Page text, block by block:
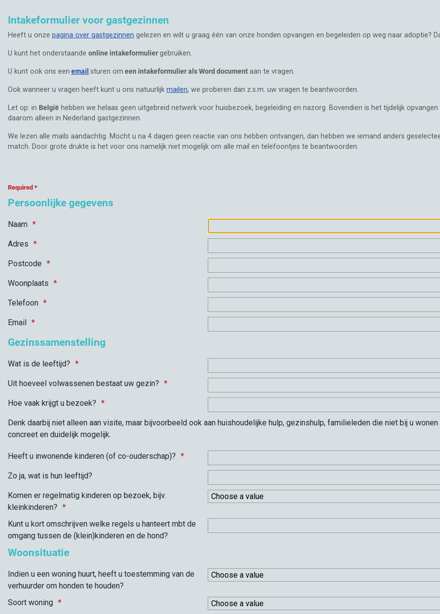
Intakeformulier voor gastgezinnen
Heeft u onze pagina over gastgezinnen gelezen en wilt u graag één van onze honden opvangen en begeleiden op weg naar adoptie?
U kunt het onderstaande online intakeformuliergebruiken.
U kunt ook ons een email sturen om een intakeformulier als Word documentaan te vragen.
Ook wanneer u vragen heeft kunt u ons natuurlijk mailen, we proberen dan z.s.m. uw vragen te beantwoorden.
Let op: in België hebben we helaas geen uitgebreid netwerk voor huisbezoek, begeleiding en nazorg. Bovendien is het tijdelijk
daarom alleen in Nederland gastgezinnen.
We lezen alle mails aandachtig. Mocht u na 4 dagen geen reactie van ons hebben ontvangen, dan hebben we iemand anders
match. Door grote drukte is het voor ons namelijk niet mogelijk om alle mail en telefoontjes te beantwoorden.
Required *
Persoonlijke gegevens
Naam
Adres
Postcode
Woonplaats
Telefoon
Email
Gezinssamenstelling
Wat is de leeftijd?
Uit hoeveel volwassenen bestaat uw gezin?
Hoe vaak krijgt u bezoek?
Denk daarbij niet alleen aan visite, maar bijvoorbeeld ook aan huishoudelijke hulp, gezinshulp, familieleden die niet bij u
concreet en duidelijk mogelijk.
Heeft u inwonende kinderen (of co-ouderschap)?
Zo ja, wat is hun leeftijd?
Komen er regelmatig kinderen op bezoek, bijv.
kleinkinderen?
Kunt u kort omschrijven welke regels u hanteert mbt de
omgang tussen de (klein)kinderen en de hond?
Woonsituatie
Indien u een woning huurt, heeft u toestemming van de
verhuurder om honden te houden?
Soort woning